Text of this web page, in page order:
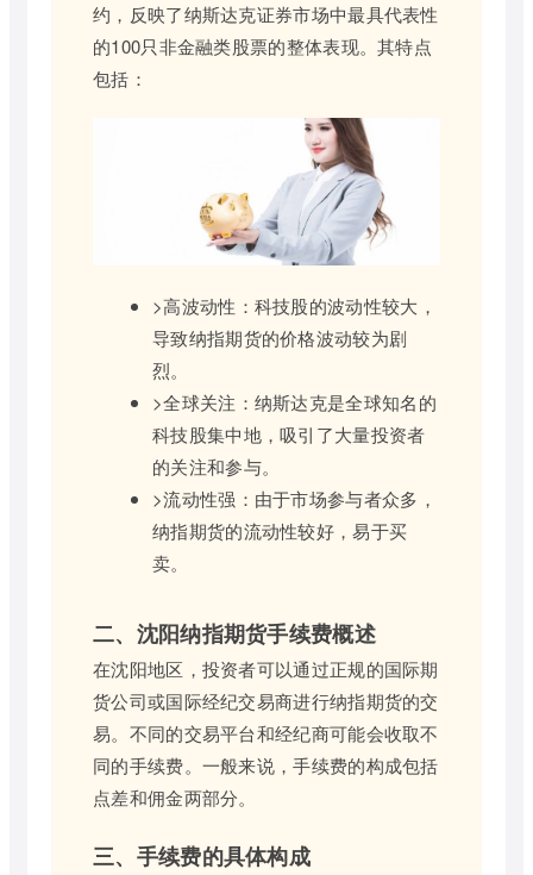
约，反映了纳斯达克证券市场中最具代表性
的100只非金融类股票的整体表现。其特点
包括：
>高波动性：科技股的波动性较大，
导致纳指期货的价格波动较为剧
烈。
>全球关注：纳斯达克是全球知名的
科技股集中地，吸引了大量投资者
的关注和参与。
>流动性强：由于市场参与者众多，
纳指期货的流动性较好，易于买
卖。
二、沈阳纳指期货手续费概述
在沈阳地区，投资者可以通过正规的国际期
货公司或国际经纪交易商进行纳指期货的交
易。不同的交易平台和经纪商可能会收取不
同的手续费。一般来说，手续费的构成包括
点差和佣金两部分。
三、手续费的具体构成